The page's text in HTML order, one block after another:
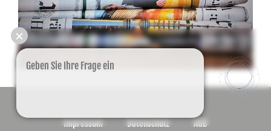
Impressum Datenschutz AGB
✕